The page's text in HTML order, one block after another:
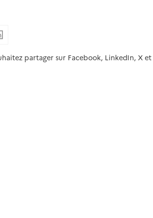
sur Facebook
sur X
partager sur Facebook, LinkedIn, X